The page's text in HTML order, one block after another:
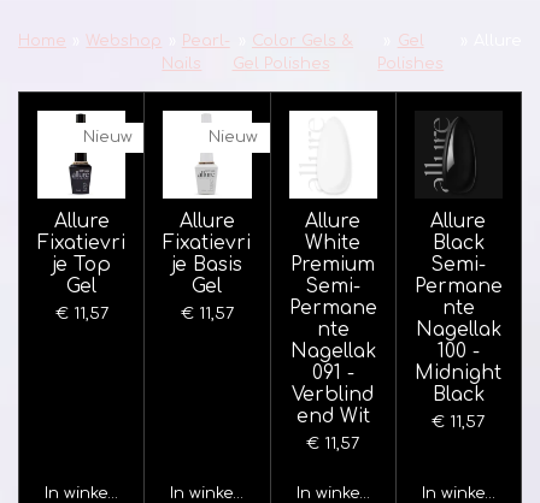
Home Webshop
Pearl-
Nails
Color Gels &
Gel Polishes
Gel
Polishes
Nieuw
Allure
Fixatievri
je Top
Gel
€ 11,57
In winkelwagen
Nieuw
Allure
Fixatievri
je Basis
Gel
€ 11,57
In winkelwagen
Allure
White
Premium
Semi-
Permane
nte
Nagellak
091 -
Verblind
end Wit
€ 11,57
In winkelwagen
Allure
Black
Semi-
Permane
nte
Nagellak
100 -
Midnight
Black
€ 11,57
In